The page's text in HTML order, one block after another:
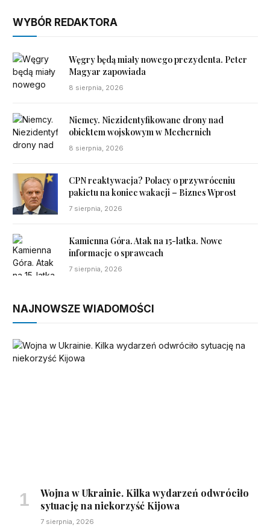
WYBÓR REDAKTORA
Węgry będą miały nowego prezydenta. Peter
Magyar zapowiada
8 sierpnia, 2026
Niemcy. Niezidentyfikowane drony nad
obiektem wojskowym w Mechernich
8 sierpnia, 2026
CPN reaktywacja? Polacy o przywróceniu
pakietu na koniec wakacji – Biznes Wprost
7 sierpnia, 2026
Kamienna Góra. Atak na 15-latka. Nowe
informacje o sprawcach
7 sierpnia, 2026
NAJNOWSZE WIADOMOŚCI
Wojna w Ukrainie. Kilka wydarzeń odwróciło
sytuację na niekorzyść Kijowa
7 sierpnia, 2026